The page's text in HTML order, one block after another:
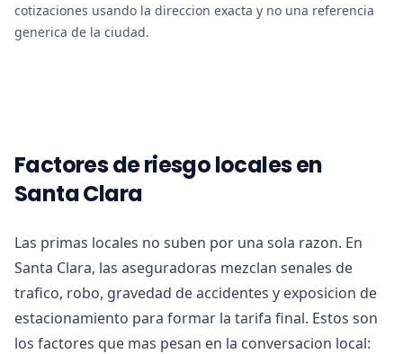
cotizaciones usando la direccion exacta y no una referencia
generica de la ciudad.
Factores de riesgo locales en
Santa Clara
Las primas locales no suben por una sola razon. En
Santa Clara, las aseguradoras mezclan senales de
trafico, robo, gravedad de accidentes y exposicion de
estacionamiento para formar la tarifa final. Estos son
los factores que mas pesan en la conversacion local: